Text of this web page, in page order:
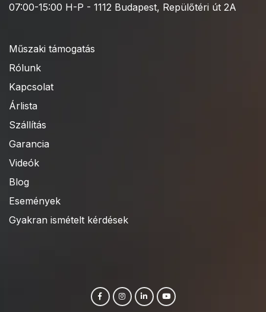
07:00-15:00 H-P - 1112 Budapest, Repülőtéri út 2A
Műszaki támogatás
Rólunk
Kapcsolat
Árlista
Szállítás
Garancia
Videók
Blog
Események
Gyakran ismételt kérdések